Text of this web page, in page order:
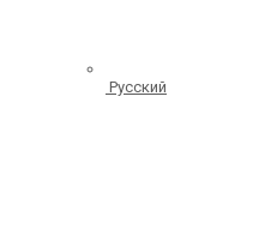
Русский